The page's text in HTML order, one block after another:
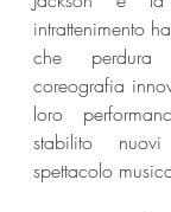
intrattenimento
che
coreografia
loro
stabilito
spettacolo